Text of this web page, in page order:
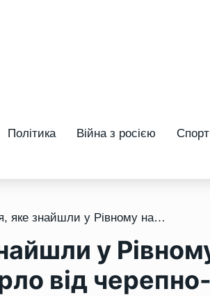
Політика Війна з росією Спорт
/ Немовля, яке знайшли у Рівному на смітнику, померло від черепно-мозкової травми
у
від